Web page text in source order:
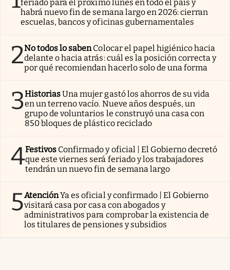
feriado para el próximo lunes en todo el país y
habrá nuevo fin de semana largo en 2026: cierran
escuelas, bancos y oficinas gubernamentales
2No todos lo sabenColocar el papel higiénico hacia
delante o hacia atrás: cuál es la posición correcta y
por qué recomiendan hacerlo solo de una forma
3HistoriasUna mujer gastó los ahorros de su vida
en un terreno vacío. Nueve años después, un
grupo de voluntarios le construyó una casa con
850 bloques de plástico reciclado
4Festivos Confirmado y oficial | El Gobierno decretó
que este viernes será feriado y los trabajadores
tendrán un nuevo fin de semana largo
5AtenciónYa es oficial y confirmado | El Gobierno
visitará casa por casa con abogados y
administrativos para comprobar la existencia de
los titulares de pensiones y subsidios